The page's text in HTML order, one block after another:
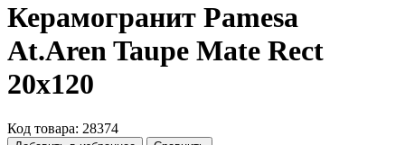
Керамогранит Pamesa
At.Aren Taupe Mate Rect
20x120
Код товара: 28374